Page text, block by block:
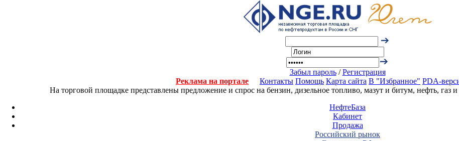
Забыл пароль/Регистрация
Реклама на портале
Контакты Помощь Карта сайта В "Избранное" PDA-
На торговой площадке представлены предложение и спрос на бензин, дизельное топливо, мазут и битум, нефть, газ
НефтеБаза
Кабинет
Продажа
Российский рынок